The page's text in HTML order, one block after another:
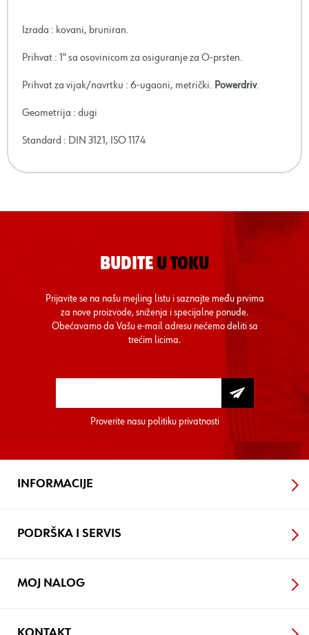
Izrada : kovani, bruniran.
Prihvat : 1" sa osovinicom za osiguranje za O-prsten.
Prihvat za vijak/navrtku : 6-ugaoni, metrički. Powerdriv.
Geometrija : dugi
Standard : DIN 3121, ISO 1174
BUDITE U TOKU
Prijavite se na našu mejling listu i saznajte među prvima
za nove proizvode, sniženja i specijalne ponude.
Obećavamo da Vašu e-mail adresu nećemo deliti sa
trećim licima.
Proverite nasu politiku privatnosti
INFORMACIJE
PODRŠKA I SERVIS
MOJ NALOG